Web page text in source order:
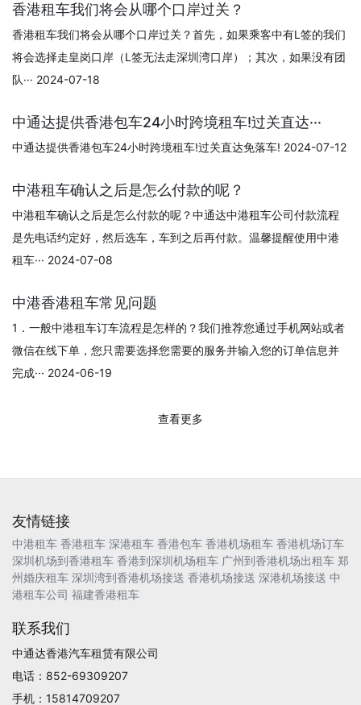
香港租车我们将会从哪个口岸过关？
香港租车我们将会从哪个口岸过关？首先，如果乘客中有L签的我们
将会选择走皇岗口岸（L签无法走深圳湾口岸）；其次，如果没有团
队··· 2024-07-18
中通达提供香港包车24小时跨境租车!过关直达···
中通达提供香港包车24小时跨境租车!过关直达免落车! 2024-07-12
中港租车确认之后是怎么付款的呢？
中港租车确认之后是怎么付款的呢？中通达中港租车公司付款流程
是先电话约定好，然后选车，车到之后再付款。温馨提醒使用中港
租车··· 2024-07-08
中港香港租车常见问题
1．一般中港租车订车流程是怎样的？我们推荐您通过手机网站或者
微信在线下单，您只需要选择您需要的服务并输入您的订单信息并
完成··· 2024-06-19
查看更多
友情链接
中港租车 香港租车 深港租车 香港包车 香港机场租车 香港机场订车
深圳机场到香港租车 香港到深圳机场租车 广州到香港机场出租车 郑
州婚庆租车 深圳湾到香港机场接送 香港机场接送 深港机场接送 中
港租车公司 福建香港租车
联系我们
中通达香港汽车租赁有限公司
电话：852-69309207
手机：15814709207